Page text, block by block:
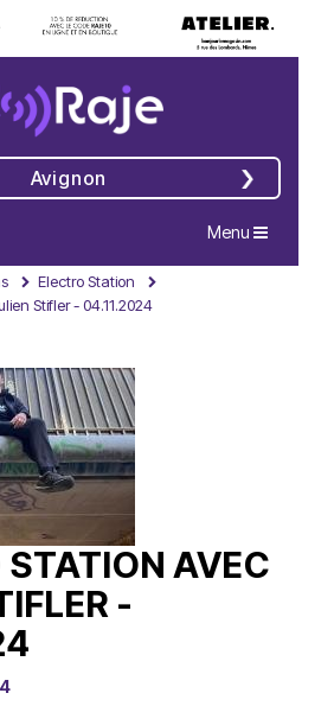
Avignon
Navigation
Menu
Electro Station
Stifler - 04.11.2024
STATION AVEC
-